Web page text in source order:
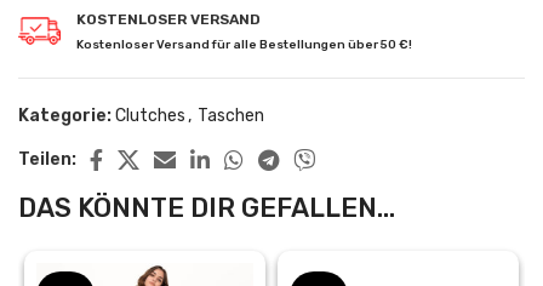
KOSTENLOSER VERSAND
Kostenloser Versand für alle Bestellungen über 50 €!
Kategorie:Clutches, Taschen
Teilen:
DAS KÖNNTE DIR GEFALLEN...